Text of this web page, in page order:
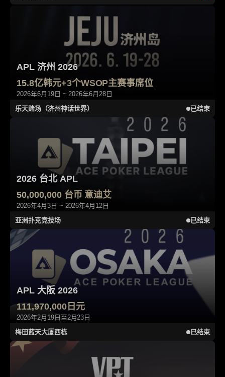
APL 济州 2026
15.8亿韩元+3个WSOP主赛事席位
2026年6月19日 ~ 2026年6月28日
乐天赌场（济州神话世界）
已结束
2026 台北 APL
50,000,000 台币 意迪艾
2026年4月3日 ~ 2026年4月12日
亚洲扑克竞技场
已结束
APL 大阪 2026
111,970,000日元
2026年2月19日至2月23日
梅田蓝天大厦西栋
已结束